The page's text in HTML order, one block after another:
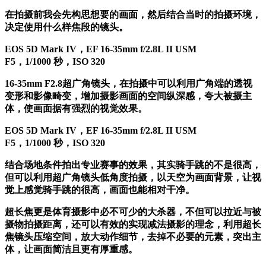
在拍摄前我会先构思想要的画面，然后结合当时的拍摄环境，
决定使用什么样焦段的镜头。
EOS 5D Mark IV，EF 16-35mm f/2.8L II USM
F5，1/1000 秒，ISO 320
16-35mm F2.8超广角镜头，在拍摄中可以利用广角端的透视
变形和影像畸变，增加摄影画面的空间纵深感，夸大被摄主
体，使画面据有强烈的视觉效果。
EOS 5D Mark IV，EF 16-35mm f/2.8L II USM
F5，1/1000 秒，ISO 320
结合场地条件拍出专业赛事的效果，其实骑手跳的不是很高，
但可以利用超广角镜头低角度拍摄，以天空为画面背景，让视
觉上感觉骑手跳的很高，画面也能相对干净。
超长焦更是体育摄影中必不可少的大杀器，不但可以拉近与被
摄物拍摄距离，还可以有效的实现减法摄影的理念，利用超长
焦镜头压缩空间，放大动作细节，去掉不必要的元素，突出主
体，让画面简洁且更有厚重感。